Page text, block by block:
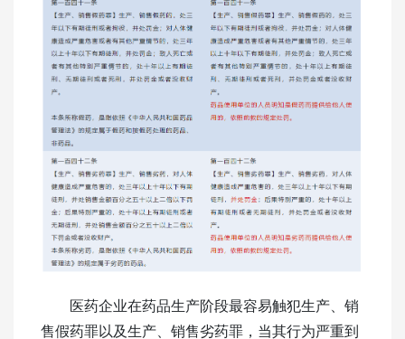
医药企业在药品生产阶段最容易触犯生产、销
售假药罪以及生产、销售劣药罪，当其行为严重到